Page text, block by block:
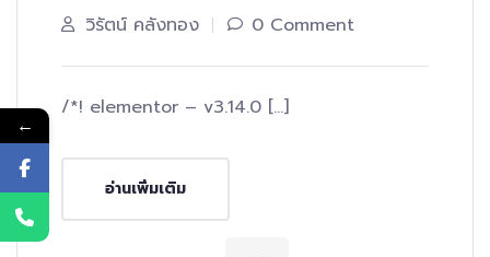
วิรัตน์ คลังทอง 0 Comment
/*! elementor – v3.14.0 […]
อ่านเพิ่มเติม
←